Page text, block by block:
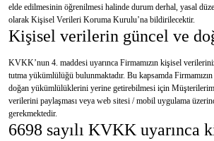
elde edilmesinin öğrenilmesi halinde durum derhal, yasal
olarak Kişisel Verileri Koruma Kurulu’na bildirilecektir.
Kişisel verilerin güncel ve
KVKK’nun 4. maddesi uyarınca Firmamızın kişisel
tutma yükümlülüğü bulunmaktadır. Bu kapsamda
doğan yükümlülüklerini yerine getirebilmesi için
verilerini paylaşması veya web sitesi / mobil uygulama
gerekmektedir.
6698 sayılı KVKK uyarınca